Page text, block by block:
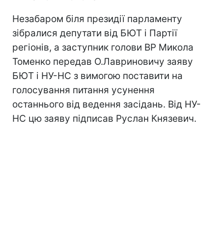
Незабаром біля президії парламенту
зібралися депутати від БЮТ і Партії
регіонів, а заступник голови ВР Микола
Томенко передав О.Лавриновичу заяву
БЮТ і НУ-НС з вимогою поставити на
голосування питання усунення
останнього від ведення засідань. Від НУ-
НС цю заяву підписав Руслан Князевич.